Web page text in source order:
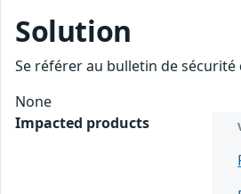
Solution
Se référer au bulletin de
None
Impacted products